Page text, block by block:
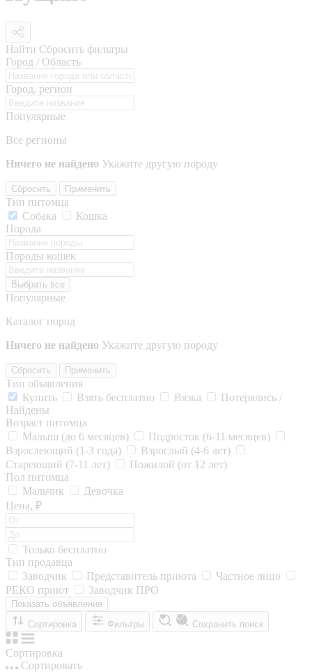
Найти Сбросить фильтры
Город / Область
Город, регион
Популярные
Все регионы
Ничего не найдено Укажите другую породу
Сбросить Применить
Тип питомца
Собака
Кошка
Порода
Породы кошек
Выбрать все
Популярные
Каталог пород
Ничего не найдено Укажите другую породу
Сбросить Применить
Тип объявления
Купить
Взять бесплатно Вязка
Потерялись /
Найдены
Возраст питомца
Малыш (до 6 месяцев)
Подросток (6-11 месяцев)
Взрослеющий (1-3 года)
Взрослый (4-6 лет)
Стареющий (7-11 лет)
Пожилой (от 12 лет)
Пол питомца
Мальчик
Девочка
Цена, ₽
Только бесплатно
Тип продавца
Заводчик
Представитель приюта
Частное лицо
РЕКО приют
Заводчик ПРО
Показать объявления
Сортировка
Фильтры Сохранить поиск
Сортировка
Сортировать